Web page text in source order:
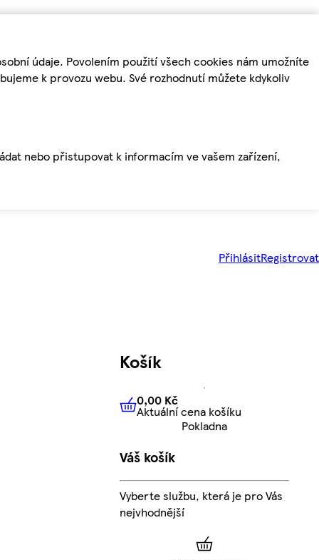
údaje. Povolením použití všech cookies nám umožníte
k provozu webu. Své rozhodnutí můžete kdykoliv
nebo přistupovat k informacím ve vašem zařízení,
PřihlásitRegistrovat
Košík
0,00 KčAktuální cena košíku
0,00 Kč
Aktuální cena košíku
Pokladna
Váš košík
Vyberte službu, která je pro Vás
nejvhodnější